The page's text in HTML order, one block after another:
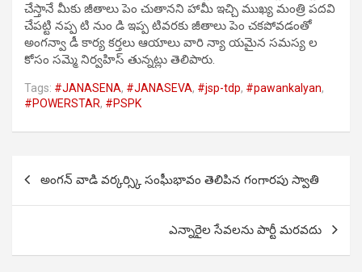
చేస్తానే మీకు జీతాలు పెం చుతానని హామీ ఇచ్చి ముఖ్య మంత్రి పదవి
చేపట్టి నప్ప టి నుం డి ఇప్ప టివరకు జీతాలు పెం చకపోవడంతో
అంగన్వా డీ కార్య కర్తలు ఆయాలు వారి న్యా యమైన సమస్య ల
కోసం సమ్మె నిర్వహిస్ తున్నట్లు తెలిపారు.
Tags: #JANASENA, #JANASEVA, #jsp-tdp, #pawankalyan,
#POWERSTAR, #PSPK
అంగన్ వాడి వర్కర్స్కి సంఘీభావం తెలిపిన గంగారపు స్వాతి
ఎన్నారైల సేవలను పార్టీ మరవదు